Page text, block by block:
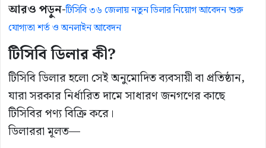
আরও পড়ুন-টিসিবি ৩৬ জেলায় নতুন ডিলার নিয়োগ আবেদন শুরু
যোগ্যতা শর্ত ও অনলাইন আবেদন
টিসিবি ডিলার কী?
টিসিবি ডিলার হলো সেই অনুমোদিত ব্যবসায়ী বা প্রতিষ্ঠান,
যারা সরকার নির্ধারিত দামে সাধারণ জনগণের কাছে
টিসিবির পণ্য বিক্রি করে।
ডিলাররা মূলত—